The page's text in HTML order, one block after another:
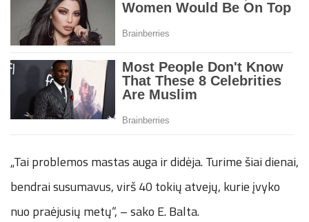
„Tai problemos mastas auga ir didėja. Turime šiai dienai,
bendrai susumavus, virš 40 tokių atvejų, kurie įvyko
nuo praėjusių metų“, – sako E. Balta.